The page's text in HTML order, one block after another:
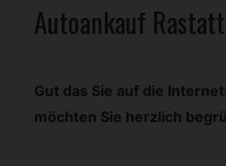
Autoankauf
Gut das Sie auf die
möchten Sie herzlich